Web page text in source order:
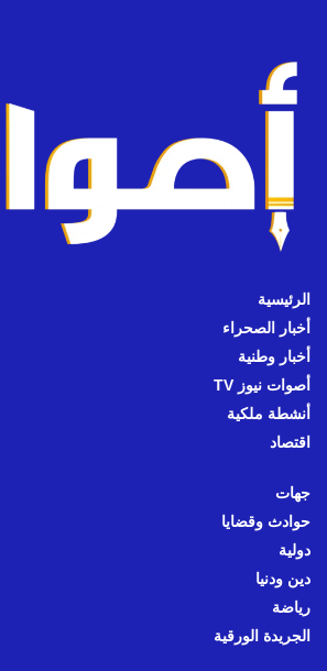
الرئيسية
أخبار الصحراء
أخبار وطنية
أصوات نيوز TV
أنشطة ملكية
اقتصاد
جهات
حوادث وقضايا
دولية
دين ودنيا
رياضة
الجريدة الورقية